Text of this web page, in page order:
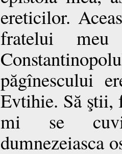
ereticilor.
fratelui meu
păgînescului
Evtihie. Să ştii,
mi se
dumnezeiasca